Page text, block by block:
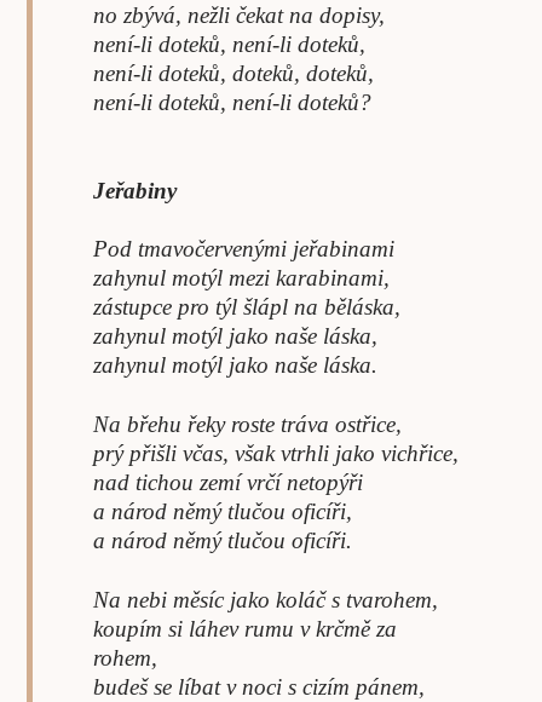
no zbývá, nežli čekat na dopisy,
není-li doteků, není-li doteků,
není-li doteků, doteků, doteků,
není-li doteků, není-li doteků?
Jeřabiny
Pod tmavočervenými jeřabinami
zahynul motýl mezi karabinami,
zástupce pro týl šlápl na běláska,
zahynul motýl jako naše láska,
zahynul motýl jako naše láska.
Na břehu řeky roste tráva ostřice,
prý přišli včas, však vtrhli jako vichřice,
nad tichou zemí vrčí netopýři
a národ němý tlučou oficíři,
a národ němý tlučou oficíři.
Na nebi měsíc jako koláč s tvarohem,
koupím si láhev rumu v krčmě za
rohem,
budeš se líbat v noci s cizím pánem,